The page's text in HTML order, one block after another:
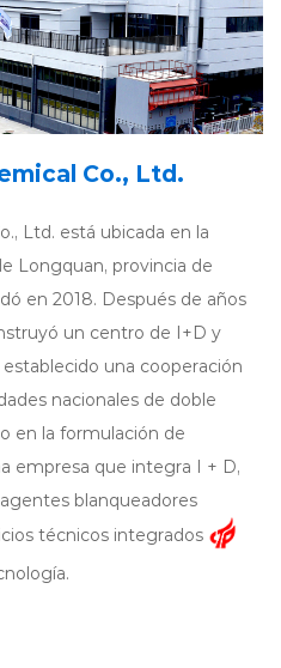
Co., Ltd.
Ltd. está ubicada en la
Longquan, provincia de
en 2018. Después de años
un centro de I+D y
una cooperación
nacionales de doble
en la formulación de
empresa que integra I + D,
blanqueadores
técnicos integrados